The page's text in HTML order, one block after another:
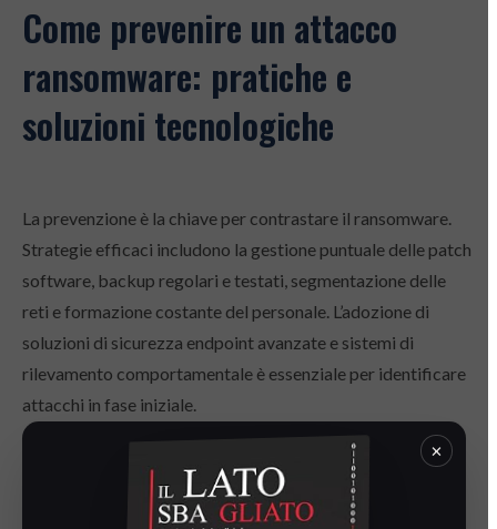
×
Come prevenire un attacco
ransomware: pratiche e
soluzioni tecnologiche
La prevenzione è la chiave per contrastare il ransomware.
Strategie efficaci includono la gestione puntuale delle patch
software, backup regolari e testati, segmentazione delle
reti e formazione costante del personale. L’adozione di
soluzioni di sicurezza endpoint avanzate e sistemi di
rilevamento comportamentale è essenziale per identificare
attacchi in fase iniziale.
Cosa fare in caso di infezione: